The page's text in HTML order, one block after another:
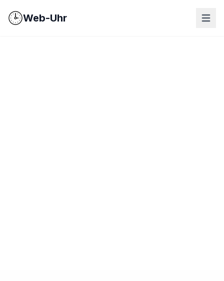
Web-Uhr